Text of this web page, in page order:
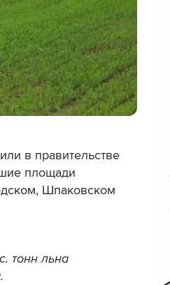
в правительстве
площади
Шпаковском
тонн льна